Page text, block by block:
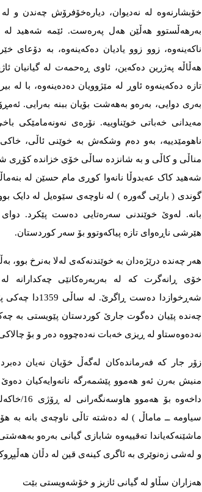
خۆبشارنەوە لە نەدیوان، دیارەخۆفرۆش چەندن و
بەرهەڵستوو هەڵێن هەل پەرەست. ئێمە شەهید لە
ناکەینەوە، زوو زوو یادیان دەکەینەوە، بە دۆعای
هەڵاڵە پەژرین دەکەین، ئاوی ڕەحمەت لە گیانیان
تازە دەکەینەوە ئاوڕ لە مێژوویان دەدەینەوە، با لە
بەری دوایی، بەرەو بەهەشت بۆیان ببنە بەرایی.
مەیدانی خەباتی خوێناوییە. نۆرەی نەونەمامێکی
ناهومێدییە، بەو دەم وشکەش بە خوێنی ئاڵی، خاکی
مناڵی و کاڵی و بە شانزدە ساڵی خۆی خزاندە کۆڕی
شەهید کاک عەبدوڵا نانەوا کوڕی مام حسێن لە
گوندی ( بارێی گەورە ) لە ناوچەی سێوەیل لە دایک
بانە. لەوێ خوێندنی سەرەتایی دەست پێکرد.
هێرشی ناڕەوای تازە پیاکەوتوو بۆ سەر کوردستان.
هەر چەندە درێژەدان بە خوێندنەکەی لەلا بەنرخ بوو،
خۆی ڕانەگرت کە لە بەربەرەکانێی چەکدارانە
شەڕخوازدا دەست
چەندە پێیان دەگوت جارێ کوردستان پێویستی بە
نەدەوەستاو لە ڕیزی خەبات نەدەچووە دەر و بۆ
زۆر جار کە فەرماندەکان لەگەڵ خۆیان نەیان
منیش بەرن ئەو هەموو پێشمەرگە نانەوایەکیان
سیاومە ــ ماماڵ ) لە دەشتە تاڵی ناوچەی بانە بە
ماشێنەکەیاندا تەقییەوە شابازی گیانی بەرەو
و لەشی زەنوێری بە ئاگری کینەی قین لە دڵان
هەزاران سڵاو لە گیانی ئازیز و خۆشەویستی بێت